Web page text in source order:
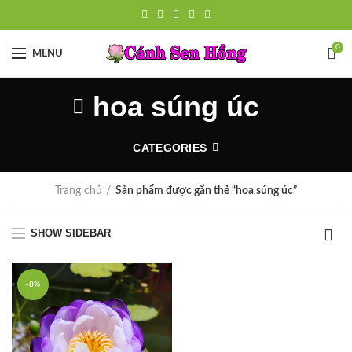
MENU
0
hoa súng úc
CATEGORIES
Trang chủ Sản phẩm được gắn thẻ “hoa súng úc”
SHOW SIDEBAR
-8%